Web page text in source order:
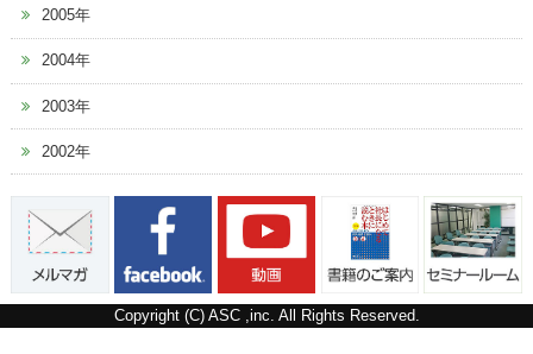
2005年
2004年
2003年
2002年
Copyright (C) ASC ,inc. All Rights Reserved.